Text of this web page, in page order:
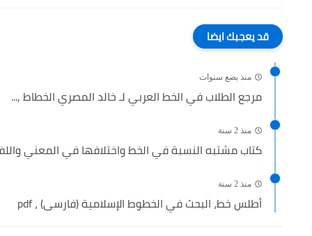
قد يعجبك ايضا
منذ بضع سنوات
مرجع الطلاب في الخط العربي لـ خالد المصري الخطاط ,...
منذ 2 سنة
كتاب مشتبه النسبة في الخط واختلافها في المعني
منذ 2 سنة
أطلس خط، البحث في الخطوط الإسلامية (فارسى) ، pdf